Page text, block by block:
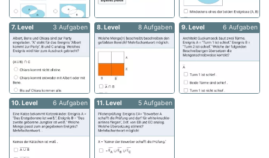
7. Level 3 Aufgaben 8. Level 8 Aufgaben 9. Level 6 Aufgaben
10. Level 6 Aufgaben 11. Level 5 Aufgaben